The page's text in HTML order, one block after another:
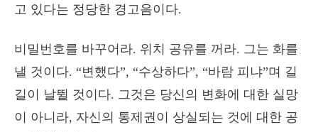
고 있다는 정당한 경고음이다.
비밀번호를 바꾸어라. 위치 공유를 꺼라. 그는 화를
낼 것이다. “변했다”, “수상하다”, “바람 피냐”며 길
길이 날뛸 것이다. 그것은 당신의 변화에 대한 실망
이 아니라, 자신의 통제권이 상실되는 것에 대한 공